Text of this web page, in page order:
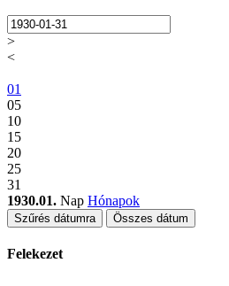
>
<
01
05
10
15
20
25
31
1930.01. Nap Hónapok
Szűrés dátumra Összes dátum
Felekezet